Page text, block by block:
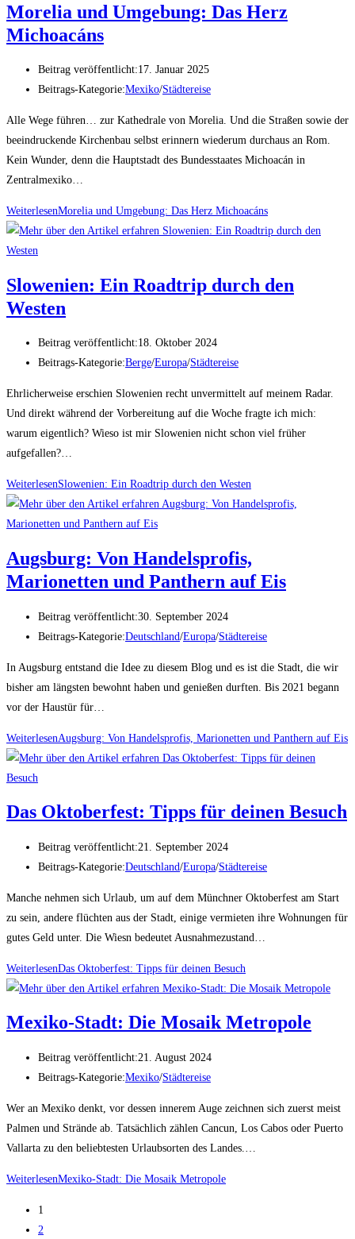
Morelia und Umgebung: Das Herz
Michoacáns
Beitrag veröffentlicht:17. Januar 2025
Beitrags-Kategorie:Mexiko/Städtereise
Alle Wege führen… zur Kathedrale von Morelia. Und die Straßen sowie der
beeindruckende Kirchenbau selbst erinnern wiederum durchaus an Rom.
Kein Wunder, denn die Hauptstadt des Bundesstaates Michoacán in
Zentralmexiko…
WeiterlesenMorelia und Umgebung: Das Herz Michoacáns
Slowenien: Ein Roadtrip durch den
Westen
Beitrag veröffentlicht:18. Oktober 2024
Beitrags-Kategorie:Berge/Europa/Städtereise
Ehrlicherweise erschien Slowenien recht unvermittelt auf meinem Radar.
Und direkt während der Vorbereitung auf die Woche fragte ich mich:
warum eigentlich? Wieso ist mir Slowenien nicht schon viel früher
aufgefallen?…
WeiterlesenSlowenien: Ein Roadtrip durch den Westen
Augsburg: Von Handelsprofis,
Marionetten und Panthern auf Eis
Beitrag veröffentlicht:30. September 2024
Beitrags-Kategorie:Deutschland/Europa/Städtereise
In Augsburg entstand die Idee zu diesem Blog und es ist die Stadt, die wir
bisher am längsten bewohnt haben und genießen durften. Bis 2021 begann
vor der Haustür für…
WeiterlesenAugsburg: Von Handelsprofis, Marionetten und Panthern auf Eis
Das Oktoberfest: Tipps für deinen Besuch
Beitrag veröffentlicht:21. September 2024
Beitrags-Kategorie:Deutschland/Europa/Städtereise
Manche nehmen sich Urlaub, um auf dem Münchner Oktoberfest am Start
zu sein, andere flüchten aus der Stadt, einige vermieten ihre Wohnungen für
gutes Geld unter. Die Wiesn bedeutet Ausnahmezustand…
WeiterlesenDas Oktoberfest: Tipps für deinen Besuch
Mexiko-Stadt: Die Mosaik Metropole
Beitrag veröffentlicht:21. August 2024
Beitrags-Kategorie:Mexiko/Städtereise
Wer an Mexiko denkt, vor dessen innerem Auge zeichnen sich zuerst meist
Palmen und Strände ab. Tatsächlich zählen Cancun, Los Cabos oder Puerto
Vallarta zu den beliebtesten Urlaubsorten des Landes.…
WeiterlesenMexiko-Stadt: Die Mosaik Metropole
1
2